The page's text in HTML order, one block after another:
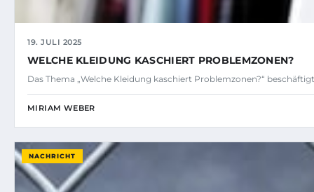
19. JULI 2025
WELCHE KLEIDUNG KASCHIERT PROBLEMZONEN?
Das Thema „Welche Kleidung kaschiert Problemzonen?“
MIRIAM WEBER
NACHRICHT